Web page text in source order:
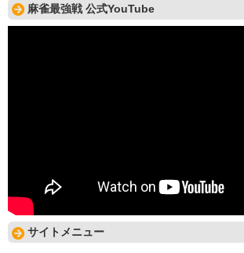
麻雀最強戦 公式YouTube
サイトメニュー